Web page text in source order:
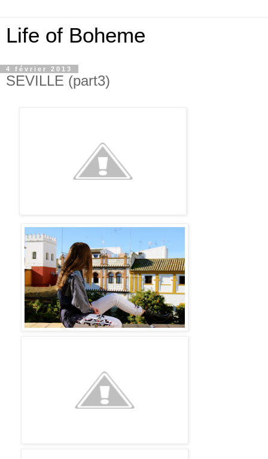
Life of Boheme
4 février 2013
SEVILLE (part3)